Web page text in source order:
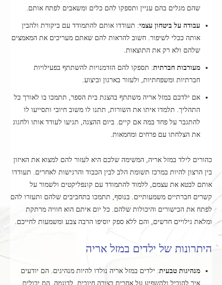
שהם מגלים בהם עניין ותספקו להם כלים ומשאבים לפתח אותם.
עבודה על ביטחון עצמי: תעודדו אותם להתמודד עם ביקורת ולהבין
אותה ככלי לשיפור. חשוב להראות להם שאתם מעריכים את המאמצים
שלהם ולא רק את התוצאות.
מעורבות חברתית: תספקו להם הזדמנויות להשתתף בפעילויות
חברתיות ומשפחתיות, ולעזור בארגון וביצוע.
אם ילדכם במזל אריה משתתף בהצגת בית הספר, תתמכו בו לאורך כל
התהליך. תלמדו איתו את השורות, תתנו לו משוב חיובי ותסייעו לו
להתגבר על פחד במה אם קיים. ביום ההצגה, תגיעו לעודד אותו ולחגוג
את הצלחתו עם פרחים ומחמאות.
כהורים לילד במזל אריה, המשימה שלכם היא לעזור להם למצוא את האיזון
בין הרצון להיות במרכז תשומת הלב לבין הכבוד והרגישות לאחרים. תעודדו
אותם לבטא את עצמם, ללמוד להתמודד עם קונפליקטים ולשמור על
קשרים חברתיים משמעותיים. בנוסף, תתמכו בתחביבים שלהם ותעזרו להם
לפתח את הכישורים והיכולות שלהם. כל יום איתם הוא חוויה מרתקת
ומלאת גילויים חדשים, והם ללא ספק יוסיפו הרבה צבע ומשמעות לחייכם.
היתרונות של ילדים במזל אריה
מנהיגות טבעית: ילדים במזל אריה נולדו להיות מנהיגים. הם יודעים
איך להוביל ולהשפיע על אחרים בצורה חיובית. לדוגמה, הם יכולים